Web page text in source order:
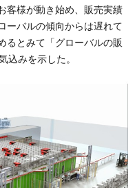
客様が動き始め、販売実績
ーバルの傾向からは遅れて
るとみて「グローバルの販
込みを示した。